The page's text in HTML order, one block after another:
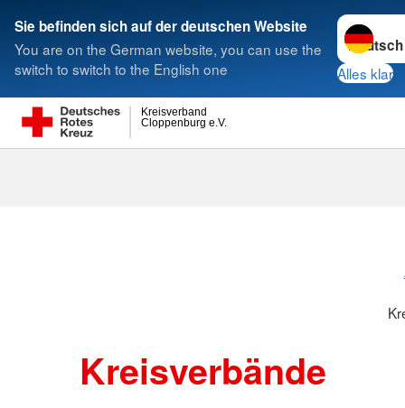
Sie befinden sich auf der deutschen Website
You are on the German website, you can use the
switch to switch to the English one
Sprache
Alles klar
Cloppenburg e.V.
Kreisverband
Suche
Kreisverbände